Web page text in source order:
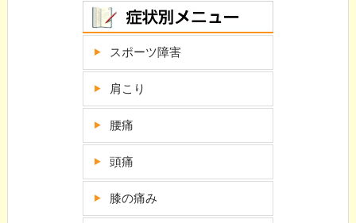
スポーツ障害
肩こり
腰痛
頭痛
膝の痛み